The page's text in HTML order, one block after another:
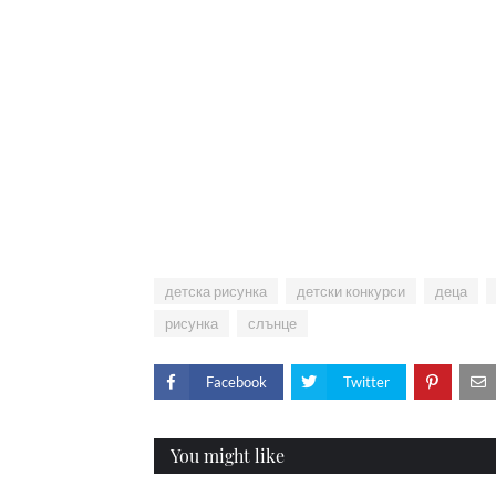
детска рисунка детски конкурси деца
рисунка
слънце
Facebook Twitter
You might like